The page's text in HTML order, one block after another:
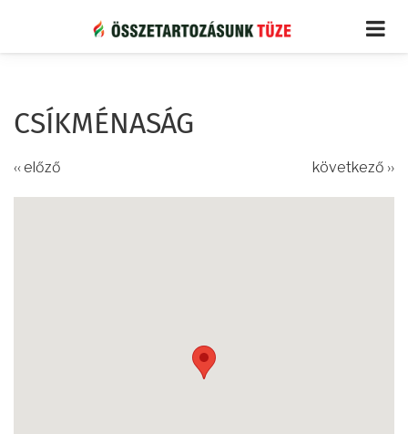
tartalomra
CSÍKMÉNASÁG
‹‹ előző következő ››